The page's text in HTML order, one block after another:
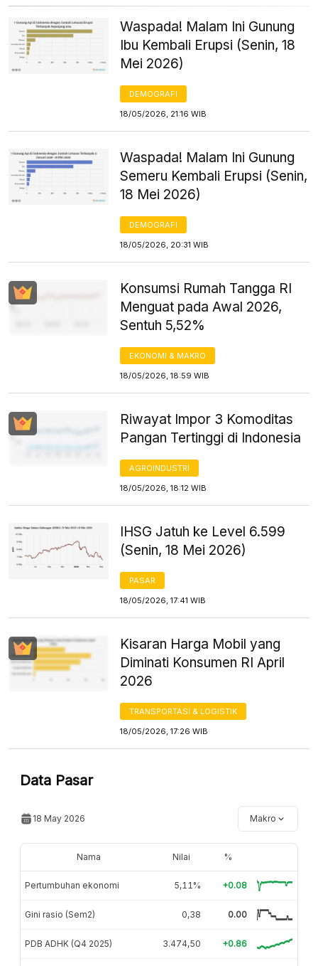
Waspada! Malam Ini Gunung
Ibu Kembali Erupsi (Senin, 18
Mei 2026)
DEMOGRAFI
18/05/2026, 21:16 WIB
Waspada! Malam Ini Gunung
Semeru Kembali Erupsi (Senin,
18 Mei 2026)
DEMOGRAFI
18/05/2026, 20:31 WIB
Konsumsi Rumah Tangga RI
Menguat pada Awal 2026,
Sentuh 5,52%
EKONOMI & MAKRO
18/05/2026, 18:59 WIB
Riwayat Impor 3 Komoditas
Pangan Tertinggi di Indonesia
AGROINDUSTRI
18/05/2026, 18:12 WIB
IHSG Jatuh ke Level 6.599
(Senin, 18 Mei 2026)
PASAR
18/05/2026, 17:41 WIB
Kisaran Harga Mobil yang
Diminati Konsumen RI April
2026
TRANSPORTASI & LOGISTIK
18/05/2026, 17:26 WIB
Data Pasar
18 May 2026 Makro
Nama Nilai %
Pertumbuhan ekonomi 5,11% +0.08
Gini rasio (Sem2) 0,38 0.00
PDB ADHK (Q4 2025) 3.474,50 +0.86